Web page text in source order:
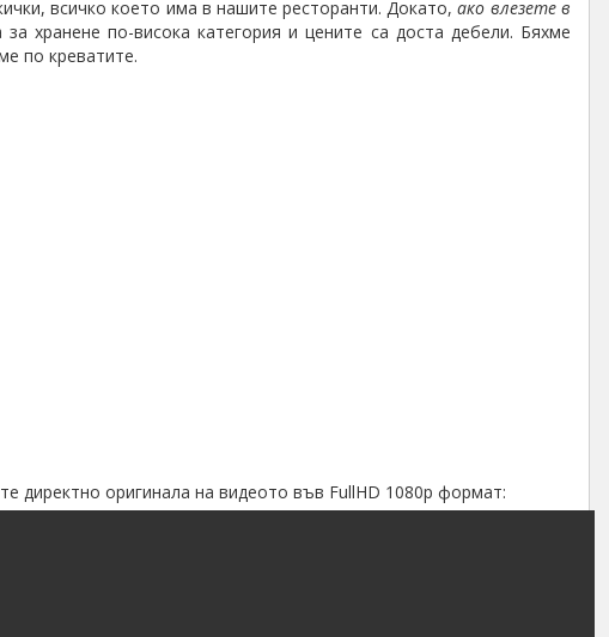
всичко което има в нашите ресторанти. Докато,ако влезете в
хранене по-висока категория и цените са доста дебели. Бяхме
по креватите.
директно оригинала на видеото във FullHD 1080p формат: